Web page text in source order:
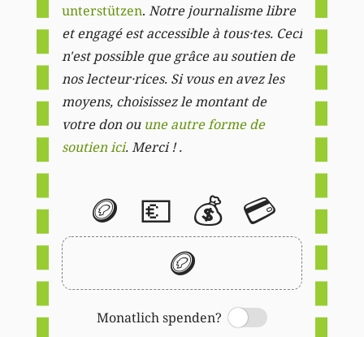
unterstützen. Notre journalisme libre
et engagé est accessible à tous·tes. Ceci
n'est possible que grâce au soutien de
nos lecteur·rices. Si vous en avez les
moyens, choisissez le montant de
votre don ou une autre forme de
soutien ici. Merci ! .
🪙 💶 💰 💳
🪙
Monatlich spenden?
Switch